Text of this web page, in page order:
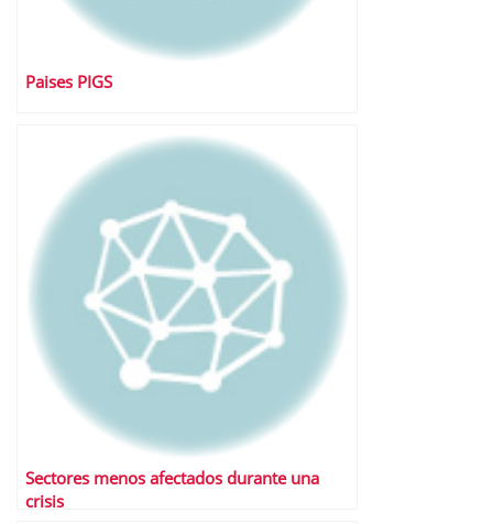
Paises PIGS
Sectores menos afectados durante una
crisis